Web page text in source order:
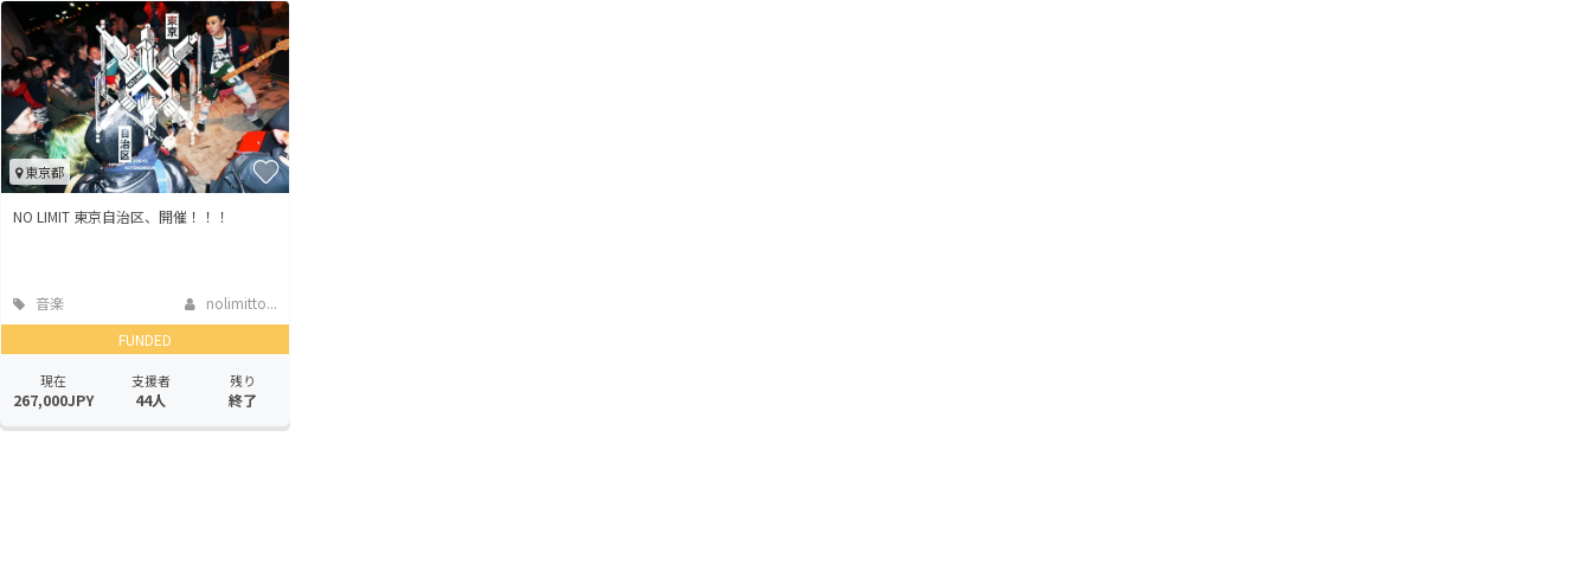
東京都
NO LIMIT 東京自治区、開催！！！
音楽
nolimitto...
FUNDED
現在
267,000JPY
支援者
44人
残り
終了